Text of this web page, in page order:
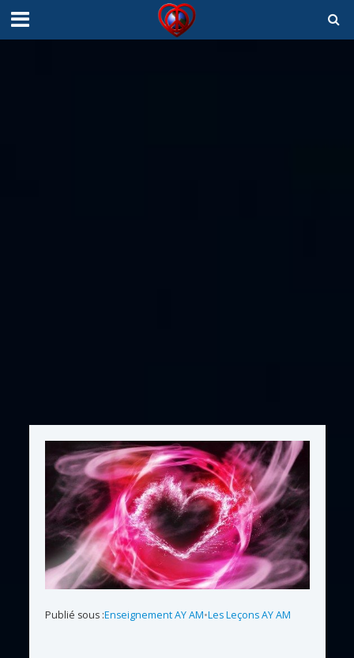
Publié sous :Enseignement AY AM•Les Leçons AY AM